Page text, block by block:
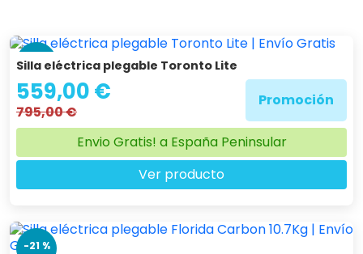
-30 %
Silla eléctrica plegable Toronto Lite
559,00 €
795,00 €
Promoción
Envio Gratis! a España Peninsular
Ver producto
-21 %